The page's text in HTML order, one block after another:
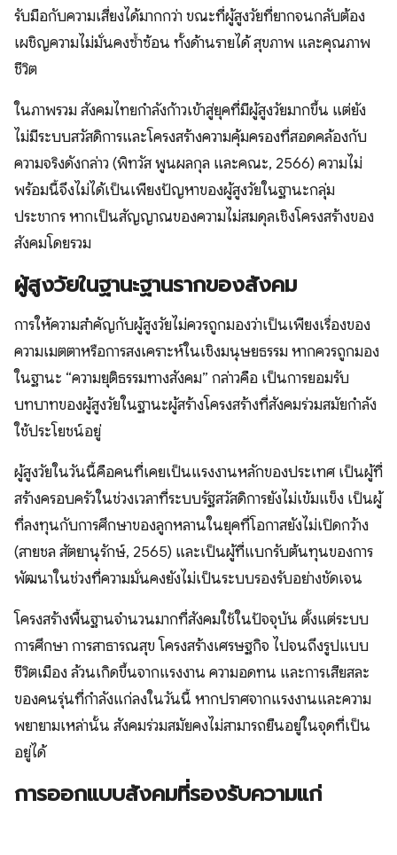
รับมือกับความเสี่ยงได้มากกว่า ขณะที่ผู้สูงวัยที่ยากจนกลับต้อง
เผชิญความไม่มั่นคงซ้ำซ้อน ทั้งด้านรายได้ สุขภาพ และคุณภาพ
ชีวิต
ในภาพรวม สังคมไทยกำลังก้าวเข้าสู่ยุคที่มีผู้สูงวัยมากขึ้น แต่ยัง
ไม่มีระบบสวัสดิการและโครงสร้างความคุ้มครองที่สอดคล้องกับ
ความจริงดังกล่าว (พิทวัส พูนผลกุล และคณะ, 2566) ความไม่
พร้อมนี้จึงไม่ได้เป็นเพียงปัญหาของผู้สูงวัยในฐานะกลุ่ม
ประชากร หากเป็นสัญญาณของความไม่สมดุลเชิงโครงสร้างของ
สังคมโดยรวม
ผู้สูงวัยในฐานะฐานรากของสังคม
การให้ความสำคัญกับผู้สูงวัยไม่ควรถูกมองว่าเป็นเพียงเรื่องของ
ความเมตตาหรือการสงเคราะห์ในเชิงมนุษยธรรม หากควรถูกมอง
ในฐานะ “ความยุติธรรมทางสังคม” กล่าวคือ เป็นการยอมรับ
บทบาทของผู้สูงวัยในฐานะผู้สร้างโครงสร้างที่สังคมร่วมสมัยกำลัง
ใช้ประโยชน์อยู่
ผู้สูงวัยในวันนี้คือคนที่เคยเป็นแรงงานหลักของประเทศ เป็นผู้ที่
สร้างครอบครัวในช่วงเวลาที่ระบบรัฐสวัสดิการยังไม่เข้มแข็ง เป็นผู้
ที่ลงทุนกับการศึกษาของลูกหลานในยุคที่โอกาสยังไม่เปิดกว้าง
(สายชล สัตยานุรักษ์, 2565) และเป็นผู้ที่แบกรับต้นทุนของการ
พัฒนาในช่วงที่ความมั่นคงยังไม่เป็นระบบรองรับอย่างชัดเจน
โครงสร้างพื้นฐานจำนวนมากที่สังคมใช้ในปัจจุบัน ตั้งแต่ระบบ
การศึกษา การสาธารณสุข โครงสร้างเศรษฐกิจ ไปจนถึงรูปแบบ
ชีวิตเมือง ล้วนเกิดขึ้นจากแรงงาน ความอดทน และการเสียสละ
ของคนรุ่นที่กำลังแก่ลงในวันนี้ หากปราศจากแรงงานและความ
พยายามเหล่านั้น สังคมร่วมสมัยคงไม่สามารถยืนอยู่ในจุดที่เป็น
อยู่ได้
การออกแบบสังคมที่รองรับความแก่